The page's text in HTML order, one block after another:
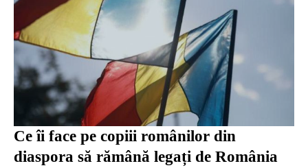
Ce îi face pe copiii românilor din
diaspora să rămână legați de România